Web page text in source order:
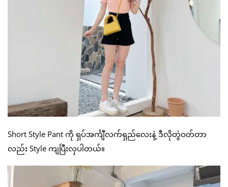
Short Style Pant ကို ရှပ်အင်္ကျီလက်ရှည်လေးနဲ့ ဒီလိုတွဲဝတ်တာ
လည်း Style ကျပြီးလှပါတယ်။